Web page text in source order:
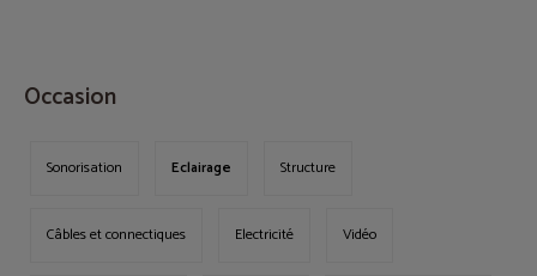
Occasion
Sonorisation Eclairage Structure
Câbles et connectiques Electricité Vidéo